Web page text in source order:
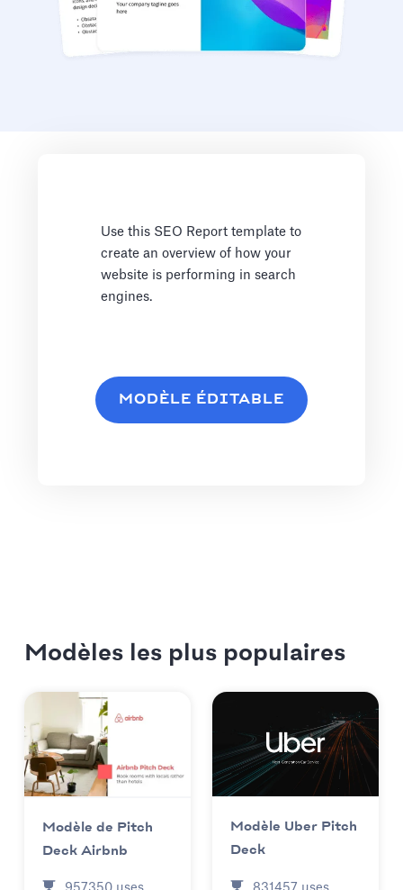
Use this SEO Report template to
create an overview of how your
website is performing in search
engines.
MODÈLE ÉDITABLE
Modèles les plus populaires
Modèle de Pitch
Deck Airbnb
Modèle Uber Pitch
Deck